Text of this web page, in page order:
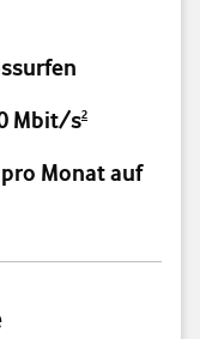
Mbit/s2
Monat auf